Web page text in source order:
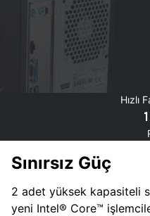
Hızlı
Sınırsız Güç
2 adet yüksek kapasiteli
yeni Intel® Core™